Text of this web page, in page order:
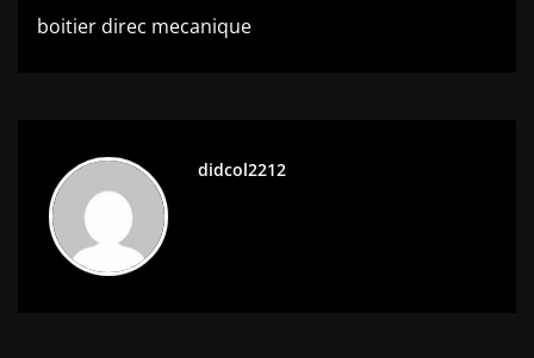
l’article
boitier direc mecanique
didcol2212